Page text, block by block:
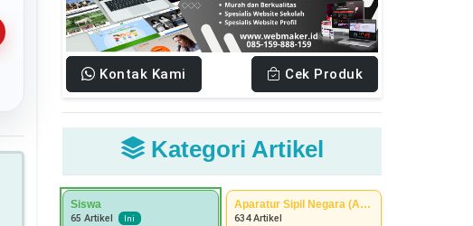
Kontak Kami Cek Produk
Kategori Artikel
Siswa
65 Artikel Ini
Aparatur Sipil Negara (ASN)
634 Artikel